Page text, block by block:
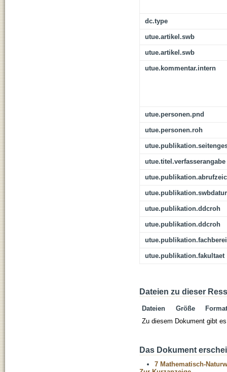
dc.type
utue.artikel.swb
utue.artikel.swb
utue.kommentar.intern
utue.personen.pnd
utue.personen.roh
utue.titel.verfasserangabe
utue.publikation.ddcroh
utue.publikation.ddcroh
utue.publikation.fakultaet
Dateien zu dieser
Dateien Größe
Format
Zu diesem Dokument gibt
Das Dokument
7 Mathematisch-